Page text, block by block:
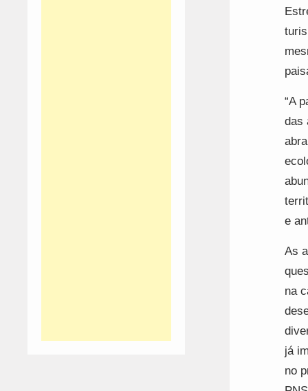
“A
das
e
As
na
já
no